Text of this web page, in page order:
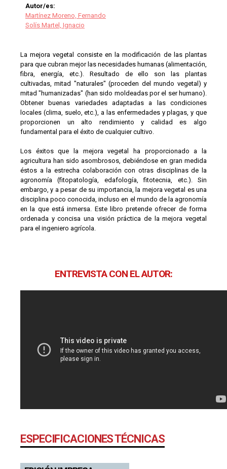
Autor/es:
Martínez Moreno, Fernando
Solís Martel, Ignacio
La mejora vegetal consiste en la modificación de las plantas
para que cubran mejor las necesidades humanas (alimentación,
fibra, energía, etc.). Resultado de ello son las plantas
cultivadas, mitad "naturales" (proceden del mundo vegetal) y
mitad "humanizadas" (han sido moldeadas por el ser humano).
Obtener buenas variedades adaptadas a las condiciones
locales (clima, suelo, etc.), a las enfermedades y plagas, y que
proporcionen un alto rendimiento y calidad es algo
fundamental para el éxito de cualquier cultivo.
Los éxitos que la mejora vegetal ha proporcionado a la
agricultura han sido asombrosos, debiéndose en gran medida
éstos a la estrecha colaboración con otras disciplinas de la
agronomía (fitopatología, edafología, fitotecnia, etc.). Sin
embargo, y a pesar de su importancia, la mejora vegetal es una
disciplina poco conocida, incluso en el mundo de la agronomía
en la que está inmersa. Este libro pretende ofrecer de forma
ordenada y concisa una visión práctica de la mejora vegetal
para el ingeniero agrícola.
ENTREVISTA CON EL AUTOR:
ESPECIFICACIONES TÉCNICAS